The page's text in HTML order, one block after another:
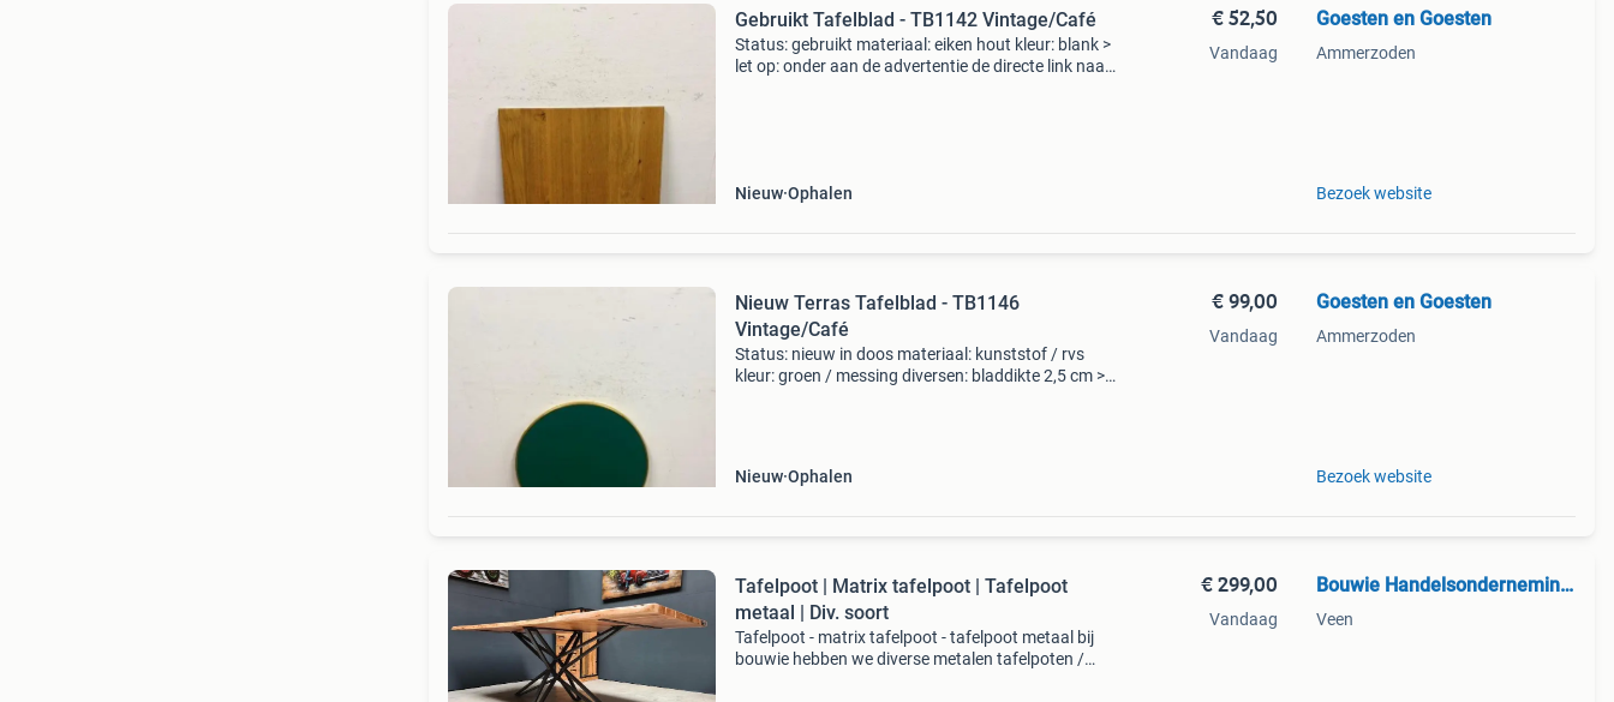
Gebruikt Tafelblad - TB1142 Vintage/Café
Status: gebruikt materiaal: eiken hout kleur: blank >
let op: onder aan de advertentie de directe link naar
Nieuw Ophalen
€ 52,50
Vandaag
Goesten en Goesten
Ammerzoden
Bezoek website
Nieuw Terras Tafelblad - TB1146
Vintage/Café
Status: nieuw in doos materiaal: kunststof / rvs
kleur: groen / messing diversen: bladdikte 2,5 cm >
Nieuw Ophalen
€ 99,00
Vandaag
Goesten en Goesten
Ammerzoden
Bezoek website
Tafelpoot | Matrix tafelpoot | Tafelpoot
metaal | Div. soort
Tafelpoot - matrix tafelpoot - tafelpoot metaal bij
bouwie hebben we diverse metalen tafelpoten /
€ 299,00
Vandaag
Bouwie Handelsonderneming B.V.
Veen